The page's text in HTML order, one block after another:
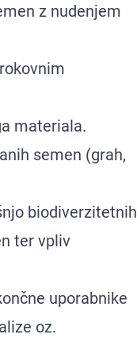
z nudenjem
materiala.
semen (grah,
biodiverzitetnih
ter vpliv
uporabnike
oz.